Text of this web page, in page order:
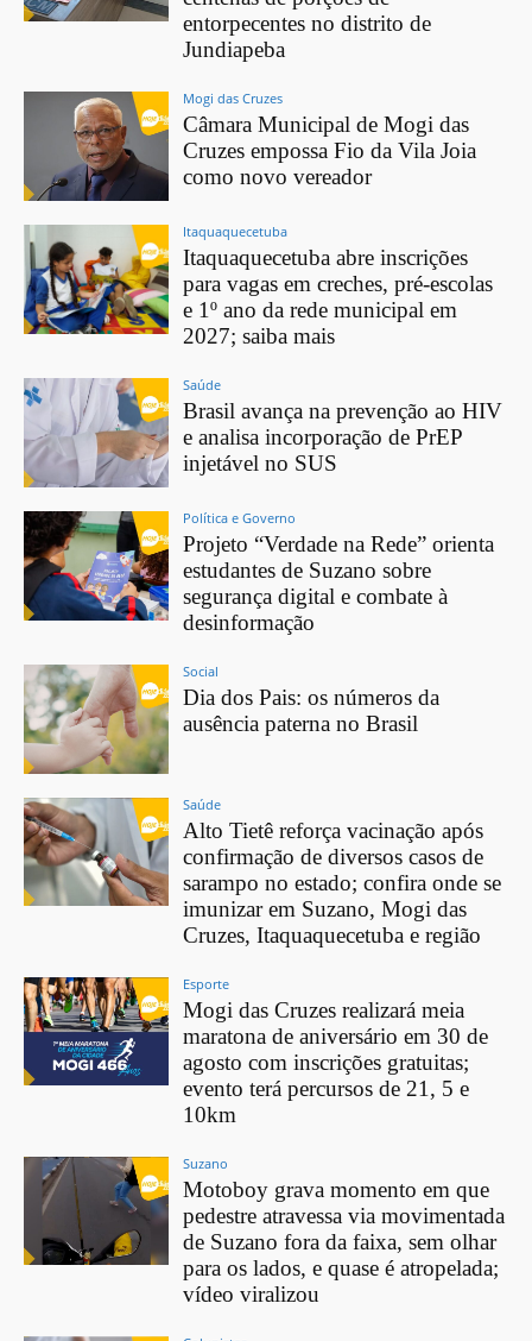
entorpecentes no distrito de
Jundiapeba
Mogi das Cruzes
Câmara Municipal de Mogi das
Cruzes empossa Fio da Vila Joia
como novo vereador
Itaquaquecetuba
Itaquaquecetuba abre inscrições
para vagas em creches, pré-escolas
e 1º ano da rede municipal em
2027; saiba mais
Saúde
Brasil avança na prevenção ao HIV
e analisa incorporação de PrEP
injetável no SUS
Política e Governo
Projeto “Verdade na Rede” orienta
estudantes de Suzano sobre
segurança digital e combate à
desinformação
Social
Dia dos Pais: os números da
ausência paterna no Brasil
Saúde
Alto Tietê reforça vacinação após
confirmação de diversos casos de
sarampo no estado; confira onde se
imunizar em Suzano, Mogi das
Cruzes, Itaquaquecetuba e região
Esporte
Mogi das Cruzes realizará meia
maratona de aniversário em 30 de
agosto com inscrições gratuitas;
evento terá percursos de 21, 5 e
10km
Suzano
Motoboy grava momento em que
pedestre atravessa via movimentada
de Suzano fora da faixa, sem olhar
para os lados, e quase é atropelada;
vídeo viralizou